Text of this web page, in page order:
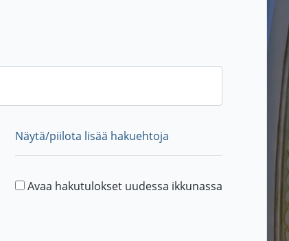
Näytä/piilota lisää hakuehtoja
Avaa hakutulokset uudessa ikkunassa